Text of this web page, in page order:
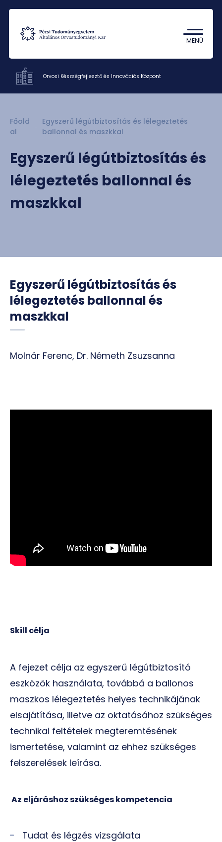
MENÜ
Tantárgykereső
Campus térkép
Oktatás
Munkatársak
Rólunk
Kapcsolat
Orvosi Készségfejlesztő és Innovációs Központ
Főold
al
Egyszerű légútbiztosítás és lélegeztetés
ballonnal és maszkkal
Egyszerű légútbiztosítás és
lélegeztetés ballonnal és
maszkkal
Egyszerű légútbiztosítás és
lélegeztetés ballonnal és
maszkkal
Molnár Ferenc, Dr. Németh Zsuzsanna
Skill célja
A fejezet célja az egyszerű légútbiztosító
eszközök használata, továbbá a ballonos
maszkos lélegeztetés helyes technikájának
elsajátítása, illetve az oktatásához szükséges
technikai feltételek megteremtésének
ismertetése, valamint az ehhez szükséges
felszerelések leírása.
Az eljáráshoz szükséges kompetencia
Tudat és légzés vizsgálata